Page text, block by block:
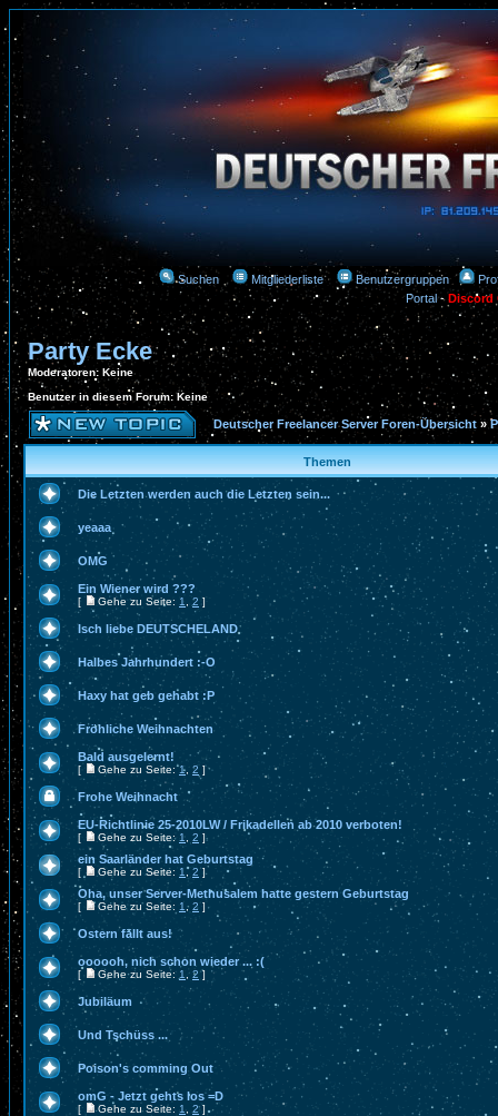
Suchen Mitgliederliste Benutzergruppen
Portal-Discord
Party Ecke
Moderatoren: Keine
Benutzer in diesem Forum: Keine
Deutscher Freelancer Server Foren-Übersicht »
Themen
Die Letzten werden auch die Letzten sein...
yeaaa
OMG
Ein Wiener wird ???
[ Gehe zu Seite: 1 2 ]
Isch liebe DEUTSCHELAND
Halbes Jahrhundert :-O
Haxy hat geb gehabt :P
Fröhliche Weihnachten
Bald ausgelernt!
[ Gehe zu Seite:1 2 ]
Frohe Weihnacht
EU-Richtlinie 25-2010LW / Frikadellen ab 2010 verboten!
[ Gehe zu Seite: 1 2 ]
ein Saarländer hat Geburtstag
[ Gehe zu Seite: 1 , 2]
Oha, unser Server-Methusalem hatte gestern Geburtstag
[ Gehe zu Seite: 1 , 2 ]
Ostern fällt aus!
oooooh, nich schon wieder ... :(
[ Gehe zu Seite: 1 ,2]
Jubiläum
Und Tschüss ...
Poison's comming Out
omG - Jetzt gehts los =D
[ Gehe zu Seite: 1 2]